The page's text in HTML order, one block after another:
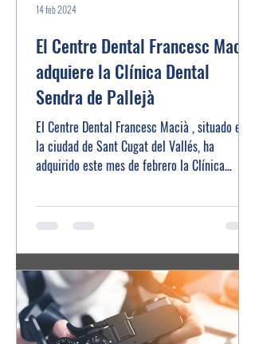
El Centre Dental Francesc Macià
adquiere la Clínica Dental
Sendra de Pallejà
El Centre Dental Francesc Macià , situado en
la ciudad de Sant Cugat del Vallés, ha
adquirido este mes de febrero la Clínica
14 feb 2024